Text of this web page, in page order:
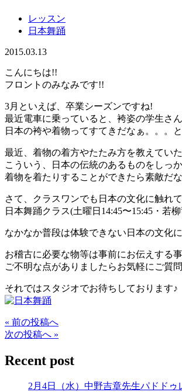
レッスン
日本舞踊
2015.03.13
こんにちは!!
フロントのみなみです!!
3月といえば、卒業シーズンですね!
最近電車に乗っていると、袴姿の学生さ
日本の袴や着物ってすてきだなぁ。。。
最近、着物の着方やたたみ方を教えてい
こういう、日本の伝統のあるものをしっ
着物を着たりすることができたら素敵だ
さて、クラスワンでも日本の文化に触れ
日本舞踊クラス(土曜日14:45〜15:45・若
なかなか普段は体験できない日本の文化
お稽古に必要な物等は事前にお伝えする
ご不明な点がありましたらお気軽にご質問
それではスタジオでお待ちしております♪
« 前の投稿へ
次の投稿へ »
Recent post
2月4日（水）中野吉章先生パドドゥ